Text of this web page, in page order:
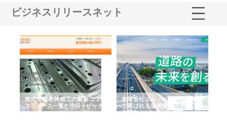
ビジネスリリースネット
株式会社名神精工の最新ニュー
スリリース一覧と注目トピック
有限会社エム・ビルドが南多摩
で選ばれる道路舗装と土木工事
の実力